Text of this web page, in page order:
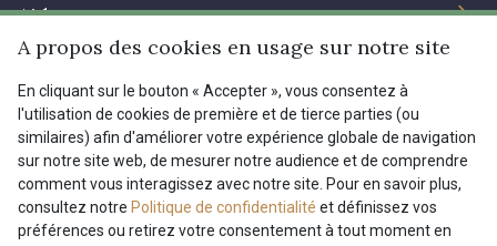
Prix réduits
Magazine
Aide
Livraison : France, Belgique, International
Retours & réclamations
FAQ - Questions fréquentes
Modes de paiements
Menu
Tous nos tissus
Magazine
FR EN
A propos des cookies en usage sur notre site
En cliquant sur le bouton « Accepter », vous consentez à
l'utilisation de cookies de première et de tierce parties (ou
similaires) afin d'améliorer votre expérience globale de navigation
sur notre site web, de mesurer notre audience et de comprendre
comment vous interagissez avec notre site. Pour en savoir plus,
consultez notre Politique de confidentialité et définissez vos
préférences ou retirez votre consentement à tout moment en